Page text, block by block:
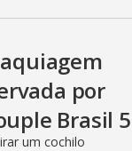
por
Brasil 5
um cochilo